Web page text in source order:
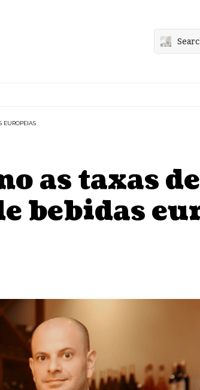
EUROPEIAS
as taxas
bebidas